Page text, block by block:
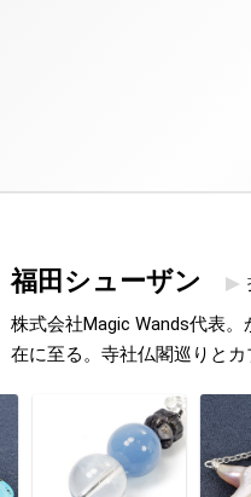
福田シューザン
株式会社Magic Wands代表
在に至る。寺社仏閣巡りとカ